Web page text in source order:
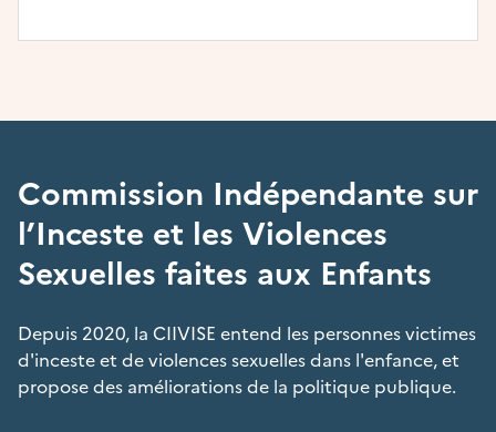
Commission Indépendante sur
l’Inceste et les Violences
Sexuelles faites aux Enfants
Depuis 2020, la CIIVISE entend les personnes victimes
d'inceste et de violences sexuelles dans l'enfance, et
propose des améliorations de la politique publique.